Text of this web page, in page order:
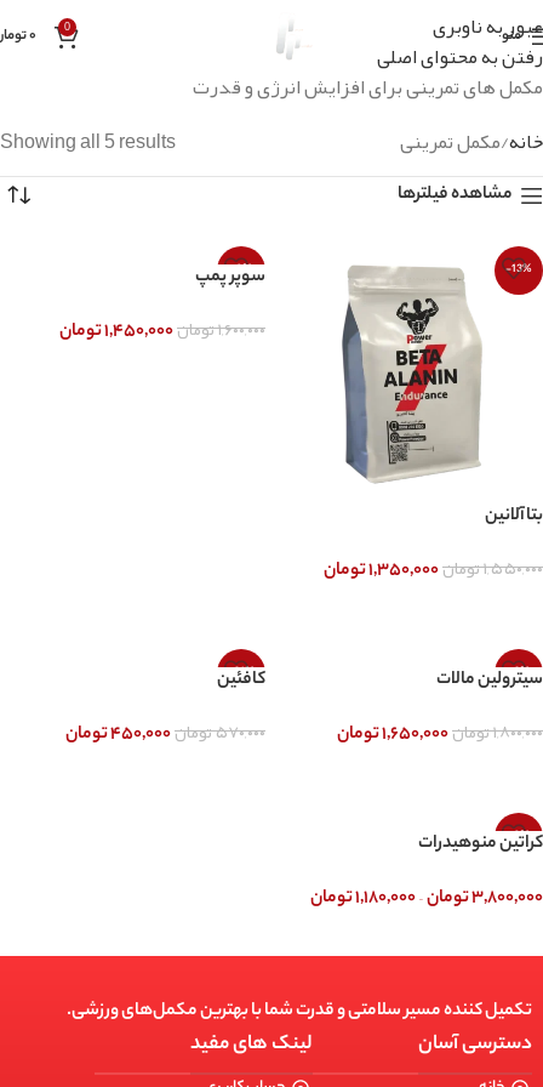
عبور به ناوبری
رفتن به محتوای اصلی
منو 0 ۰
مکمل های تمرینی برای افزایش انرژی و قدرت
خانه مکمل تمرینی Showing all 5 results
مشاهده فیلترها
-13%
بتاآلانین
۱,۵۵۰,۰۰۰تومان۱,۳۵۰,۰۰۰تومان
-9%
سوپر پمپ
۱,۶۰۰,۰۰۰تومان۱,۴۵۰,۰۰۰تومان
-8%
سیترولین مالات
۱,۸۰۰,۰۰۰تومان۱,۶۵۰,۰۰۰تومان
-21%
کافئین
۵۷۰,۰۰۰تومان۴۵۰,۰۰۰تومان
-9%
کراتین منوهیدرات
۳,۸۰۰,۰۰۰تومان–۱,۱۸۰,۰۰۰تومان
تکمیل کننده مسیر سلامتی و قدرت شما با بهترین مکمل‌های ورزشی.
دسترسی آسان لینک های مفید